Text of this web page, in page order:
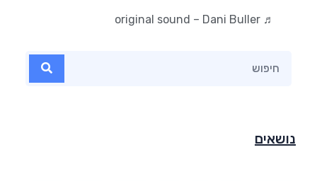
נושאים
♬ original sound – Dani Buller